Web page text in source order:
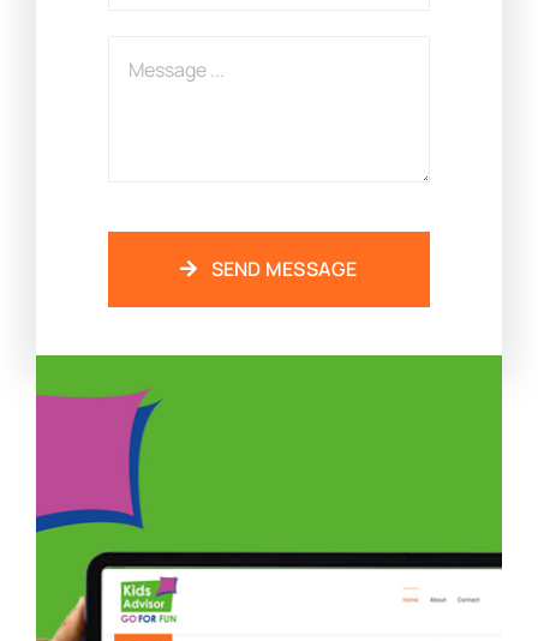
SEND MESSAGE